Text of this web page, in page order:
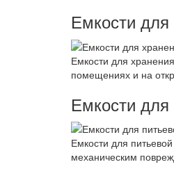
Емкости
Емкости для
помещениях и на
Емкости
Емкости для
механическим